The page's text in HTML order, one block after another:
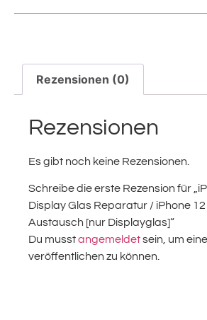
Rezensionen (0)
Rezensionen
Es gibt noch keine Rezensionen.
Schreibe die erste Rezension für
Display Glas Reparatur / iPhone
Austausch [nur Displayglas]“
Du musstangemeldetsein, um
veröffentlichen zu können.